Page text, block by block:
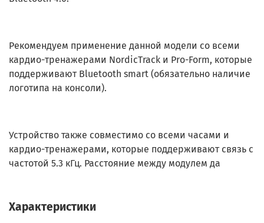
Рекомендуем применение данной модели со всеми
кардио-тренажерами NordicTrack и Pro-Form, которые
поддерживают Bluetooth smart (обязательно наличие
логотипа на консоли).
Устройство также совместимо со всеми часами и
кардио-тренажерами, которые поддерживают связь с
частотой 5.3 кГц. Расстояние между модулем да
Характеристики